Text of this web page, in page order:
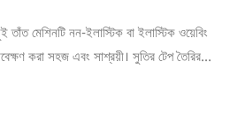
মেশিনটি নন-ইলাস্টিক বা ইলাস্টিক ওয়েবিং
করা সহজ এবং সাশ্রয়ী। সুতির টেপ তৈরির